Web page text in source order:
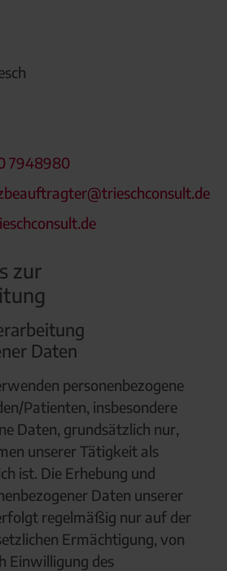
7948980
zur
Daten
personenbezogene
Patienten, insbesondere
Daten, grundsätzlich nur,
unserer Tätigkeit als
ist. Die Erhebung und
Daten unserer
regelmäßig nur auf der
Ermächtigung, von
Einwilligung des